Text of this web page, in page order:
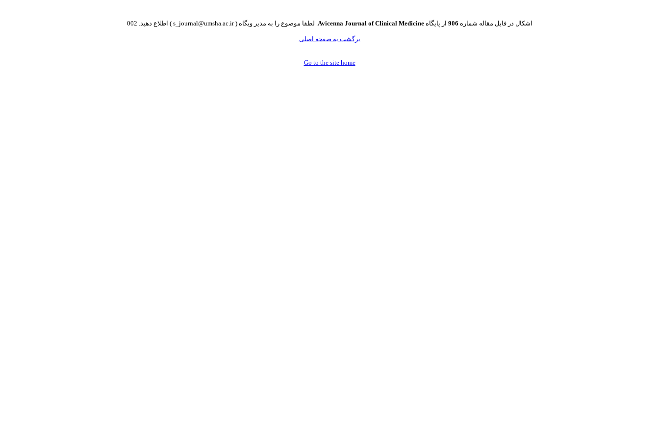
اشکال در فایل مقاله شماره از پایگاه Avicenna Journal of Clinical Medicine . لطفا موضوع را به مدیر وبگاه ( s_journal@umsha.ac.ir ) اطلاع دهید. 002
برگشت به صفحه اصلی
Go to the site home